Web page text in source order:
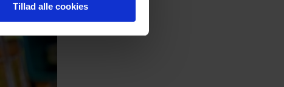
Tillad alle cookies